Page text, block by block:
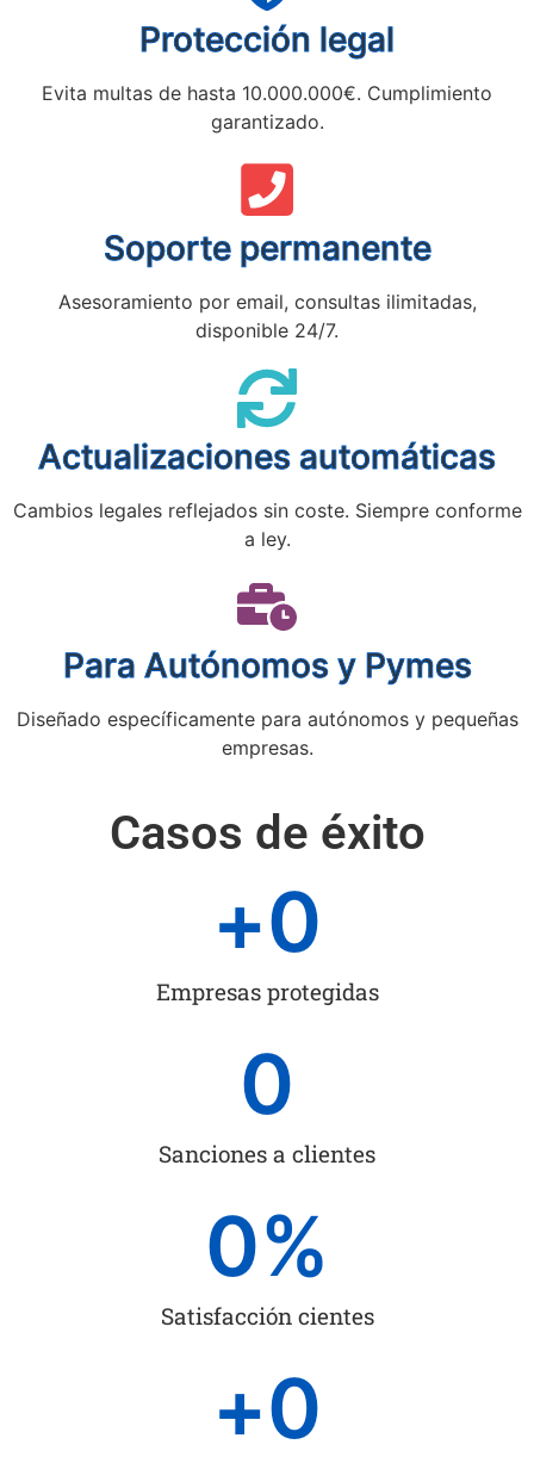
Protección legal
Evita multas de hasta 10.000.000€. Cumplimiento
garantizado.
Soporte permanente
Asesoramiento por email, consultas ilimitadas,
disponible 24/7.
Actualizaciones automáticas
Cambios legales reflejados sin coste. Siempre conforme
a ley.
Para Autónomos y Pymes
Diseñado específicamente para autónomos y pequeñas
empresas.
Casos de éxito
Empresas protegidas
+0
Sanciones a clientes
0
Satisfacción cientes
0%
+0